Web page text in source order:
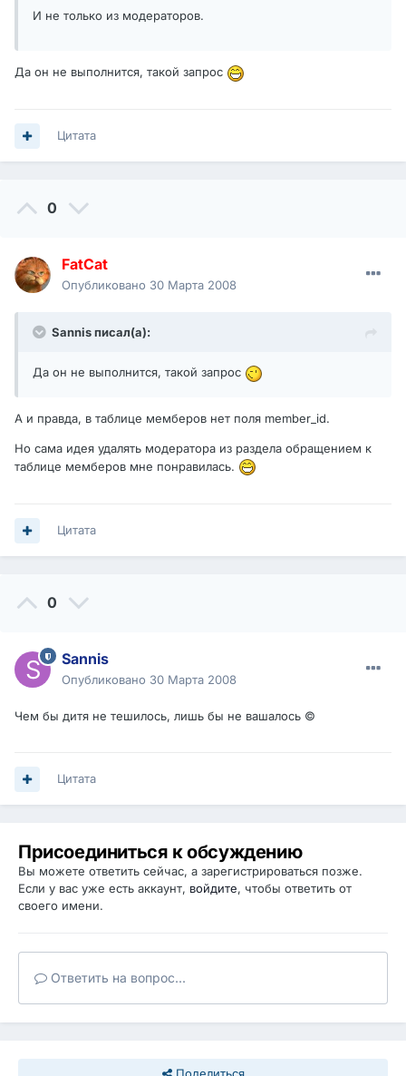
И не только из модераторов.
Да он не выполнится, такой запрос
Цитата
0
FatCat
Опубликовано 30 Марта 2008
Sannis писал(а):
Да он не выполнится, такой запрос
А и правда, в таблице мемберов нет поля member_id.
Но сама идея удалять модератора из раздела обращением к
таблице мемберов мне понравилась.
Цитата
0
Sannis
Опубликовано 30 Марта 2008
Чем бы дитя не тешилось, лишь бы не вашалось ©
Цитата
Присоединиться к обсуждению
Вы можете ответить сейчас, а зарегистрироваться позже.
Если у вас уже есть аккаунт, войдите, чтобы ответить от
своего имени.
Ответить на вопрос...